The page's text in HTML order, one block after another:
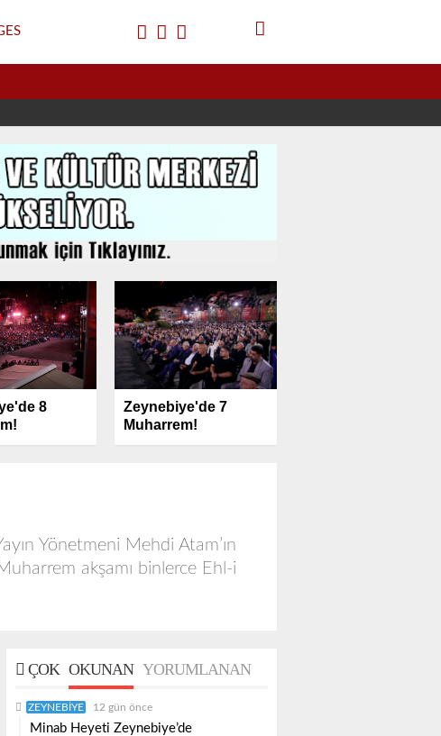
8
Zeynebiye'de 7
Muharrem!
Yönetmeni Mehdi Atam’ın
akşamı binlerce Ehl-i
ÇOK OKUNAN YORUMLANAN
ZEYNEBIYE 12 gün önce
Minab Heyeti Zeynebiye’de